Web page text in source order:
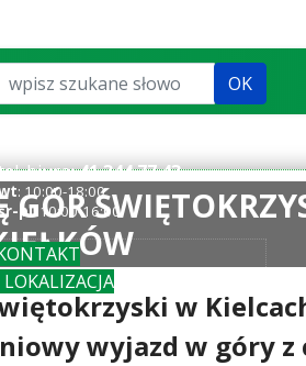
OK
biuro:41 344 77 43
: 10:00-18:00
śr-pi: 10:00-16:00
LOKALIZACJA
w
wyjazd w góry z